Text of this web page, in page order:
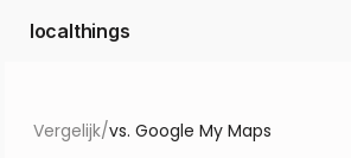
localthings
Vergelijk/vs. Google My Maps